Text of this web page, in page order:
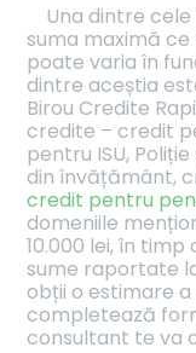
Una dintre
suma maximă
poate varia în
dintre aceștia
Birou Credite
credite – credit
pentru ISU,
din învățământ,
credit pentru
domeniile
10.000 lei, în
sume raportate
obții o estimare
completează
consultant te va